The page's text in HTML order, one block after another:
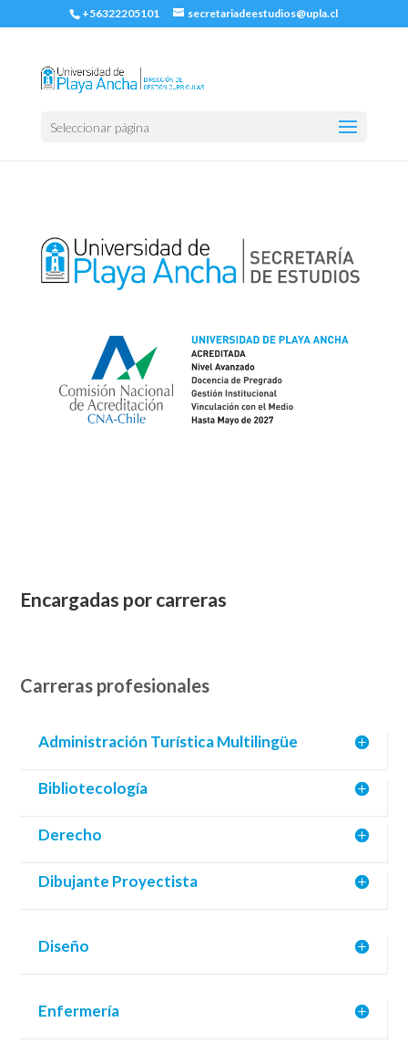
+56322205101 secretariadeestudios@upla.cl
Seleccionar página
Encargadas por carreras
Carreras profesionales
Administración Turística Multilingüe
Bibliotecología
Derecho
Dibujante Proyectista
Diseño
Enfermería